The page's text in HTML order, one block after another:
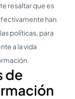
resaltar que es
han
políticas, para
a la vida
de